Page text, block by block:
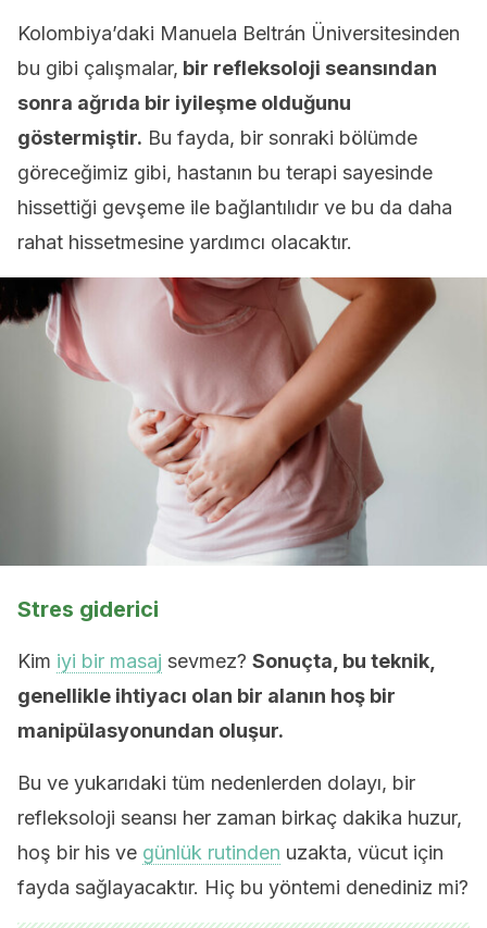
Kolombiya’daki Manuela Beltrán Üniversitesinden
bu gibi çalışmalar, bir refleksoloji seansından
sonra ağrıda bir iyileşme olduğunu
göstermiştir. Bu fayda, bir sonraki bölümde
göreceğimiz gibi, hastanın bu terapi sayesinde
hissettiği gevşeme ile bağlantılıdır ve bu da daha
rahat hissetmesine yardımcı olacaktır.
Stres giderici
Kim iyi bir masaj sevmez? Sonuçta, bu teknik,
genellikle ihtiyacı olan bir alanın hoş bir
manipülasyonundan oluşur.
Bu ve yukarıdaki tüm nedenlerden dolayı, bir
refleksoloji seansı her zaman birkaç dakika huzur,
hoş bir his ve günlük rutinden uzakta, vücut için
fayda sağlayacaktır. Hiç bu yöntemi denediniz mi?